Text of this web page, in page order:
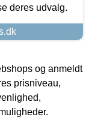
deres udvalg.
og anmeldt
prisniveau,